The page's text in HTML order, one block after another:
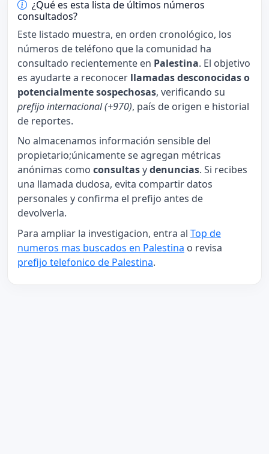
¿Qué es esta lista de últimos números
consultados?
Este listado muestra, en orden cronológico, los
números de teléfono que la comunidad ha
consultado recientemente en Palestina. El objetivo
es ayudarte a reconocer llamadas desconocidas o
potencialmente sospechosas, verificando su
prefijo internacional (+970), país de origen e historial
de reportes.
No almacenamos información sensible del
propietario;únicamente se agregan métricas
anónimas como consultasydenuncias. Si recibes
una llamada dudosa, evita compartir datos
personales y confirma el prefijo antes de
devolverla.
Para ampliar la investigacion, entra al Top de
numeros mas buscados en Palestina o revisa
prefijo telefonico de Palestina.